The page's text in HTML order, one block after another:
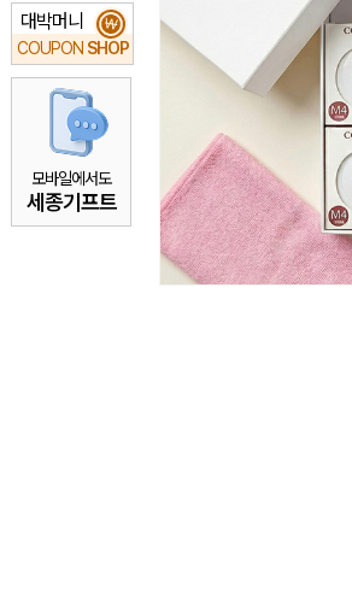
대박머니
COUPON SHOP
₩
모바일에서도
세종기프트